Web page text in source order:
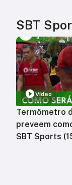
SBT
Vídeo
Termômetro
preveem
SBT Sports